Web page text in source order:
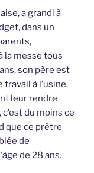
a grandi à
dans un
la messe tous
son père est
à l’usine.
leur rendre
du moins ce
que ce prêtre
de
de 28 ans.